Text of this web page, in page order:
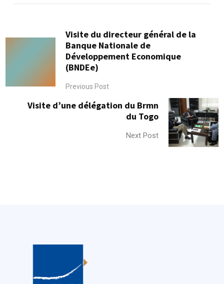
Visite du directeur général de la
Banque Nationale de
Développement Economique
(BNDEe)
Previous Post
Visite d’une délégation du Brmn
du Togo
Next Post